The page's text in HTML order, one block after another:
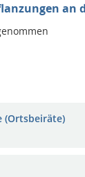
an
(Ortsbeiräte)